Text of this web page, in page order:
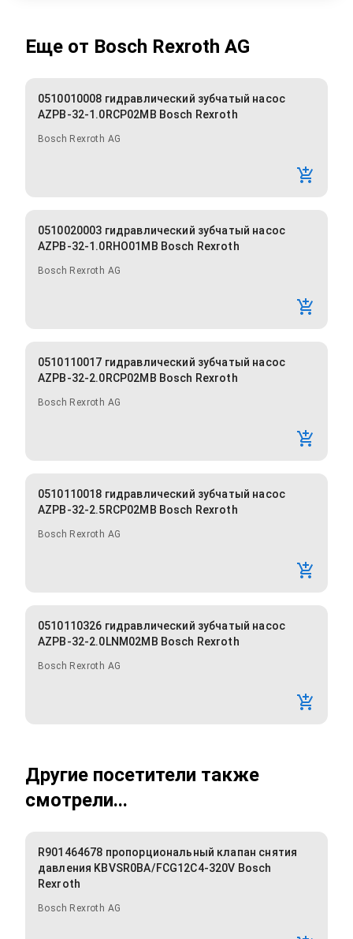
Еще от Bosch Rexroth AG
0510010008 гидравлический зубчатый насос
AZPB-32-1.0RCP02MB Bosch Rexroth
Bosch Rexroth AG
0510020003 гидравлический зубчатый насос
AZPB-32-1.0RHO01MB Bosch Rexroth
Bosch Rexroth AG
0510110017 гидравлический зубчатый насос
AZPB-32-2.0RCP02MB Bosch Rexroth
Bosch Rexroth AG
0510110018 гидравлический зубчатый насос
AZPB-32-2.5RCP02MB Bosch Rexroth
Bosch Rexroth AG
0510110326 гидравлический зубчатый насос
AZPB-32-2.0LNM02MB Bosch Rexroth
Bosch Rexroth AG
Другие посетители также
смотрели...
R901464678 пропорциональный клапан снятия
давления KBVSR0BA/FCG12C4-320V Bosch
Rexroth
Bosch Rexroth AG